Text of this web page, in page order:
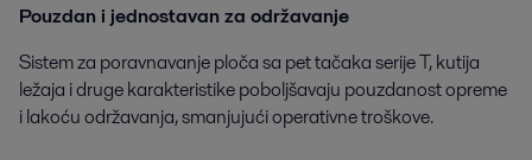
Pouzdan i jednostavan za održavanje
Sistem za poravnavanje ploča sa pet tačaka serije T, kutija
ležaja i druge karakteristike poboljšavaju pouzdanost opreme
i lakoću održavanja, smanjujući operativne troškove.